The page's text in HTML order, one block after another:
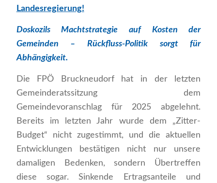
Landesregierung!
Doskozils Machtstrategie auf Kosten der
Gemeinden – Rückfluss-Politik sorgt für
Abhängigkeit.
Die FPÖ Bruckneudorf hat in der letzten
Gemeinderatssitzung dem
Gemeindevoranschlag für 2025 abgelehnt.
Bereits im letzten Jahr wurde dem „Zitter-
Budget“ nicht zugestimmt, und die aktuellen
Entwicklungen bestätigen nicht nur unsere
damaligen Bedenken, sondern Übertreffen
diese sogar. Sinkende Ertragsanteile und